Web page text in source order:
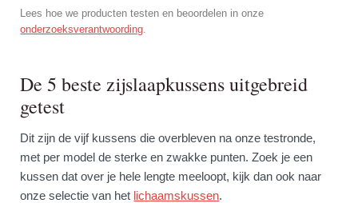
Lees hoe we producten testen en beoordelen in onze
onderzoeksverantwoording.
De 5 beste zijslaapkussens uitgebreid
getest
Dit zijn de vijf kussens die overbleven na onze testronde,
met per model de sterke en zwakke punten. Zoek je een
kussen dat over je hele lengte meeloopt, kijk dan ook naar
onze selectie van het lichaamskussen.